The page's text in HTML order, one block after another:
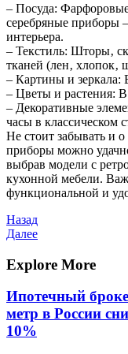
– Посуда:
серебряные приборы
интерьера.
– Текстиль: Шторы‚
тканей (лен‚ хлопок‚
– Картины и зеркала:
– Цветы и растения:
– Декоративные
часы в классическом
Не стоит забывать и
приборы можно
выбрав модели с
кухонной мебели.
функциональной и
Навигация
по
записям
Предыдущая
запись
Назад
Следующая
Далее
Explore More
Ипотечный
метр в России
10%